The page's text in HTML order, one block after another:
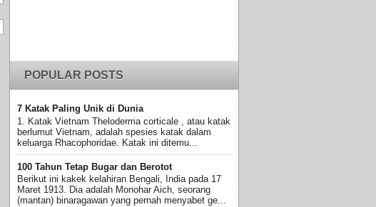
POPULAR POSTS
7 Katak Paling Unik di Dunia
1. Katak Vietnam Theloderma corticale , atau katak
berlumut Vietnam, adalah spesies katak dalam
keluarga Rhacophoridae. Katak ini ditemu...
100 Tahun Tetap Bugar dan Berotot
Berikut ini kakek kelahiran Bengali, India pada 17
Maret 1913. Dia adalah Monohar Aich, seorang
(mantan) binaragawan yang pernah menyabet ge...